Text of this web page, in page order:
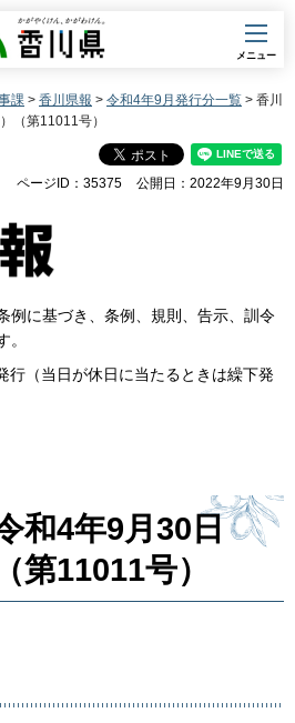
香川県
メニュー
課 > 香川県報 > 令和4年9月発行分一覧 > 香川
（第11011号）
ページID：35375 公開日：2022年9月30日
例に基づき、条例、規則、告示、訓令
。
行（当日が休日に当たるときは繰下発
和4年9月30日
第11011号）